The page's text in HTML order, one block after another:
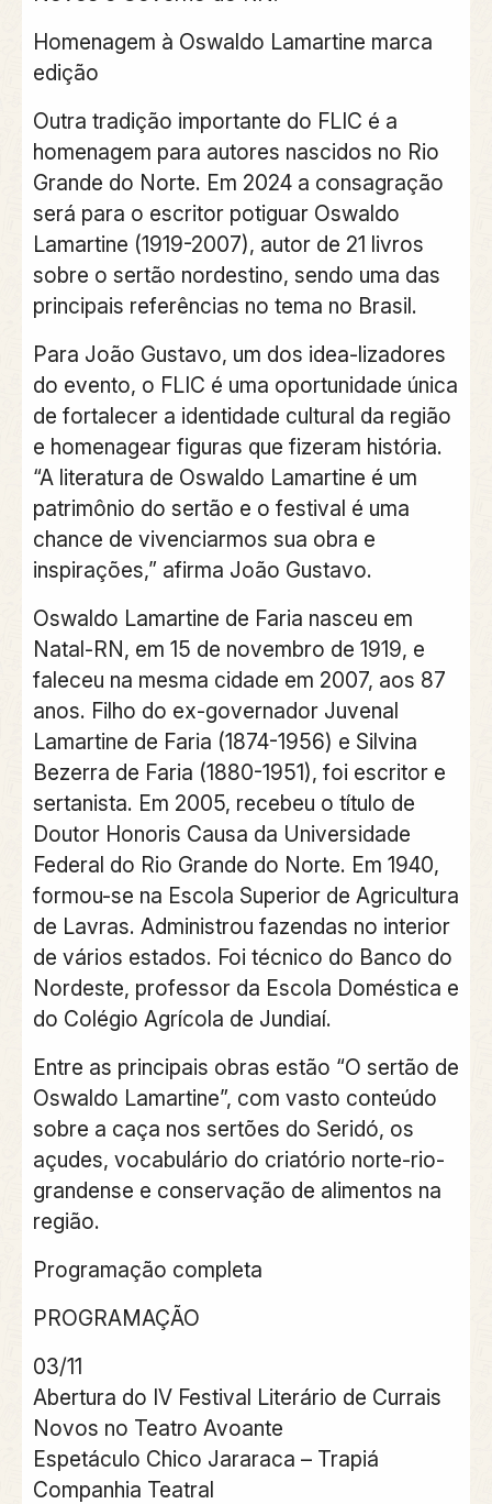
Homenagem à Oswaldo Lamartine marca
edição
Outra tradição importante do FLIC é a
homenagem para autores nascidos no Rio
Grande do Norte. Em 2024 a consagração
será para o escritor potiguar Oswaldo
Lamartine (1919-2007), autor de 21 livros
sobre o sertão nordestino, sendo uma das
principais referências no tema no Brasil.
Para João Gustavo, um dos idea-lizadores
do evento, o FLIC é uma oportunidade única
de fortalecer a identidade cultural da região
e homenagear figuras que fizeram história.
“A literatura de Oswaldo Lamartine é um
patrimônio do sertão e o festival é uma
chance de vivenciarmos sua obra e
inspirações,” afirma João Gustavo.
Oswaldo Lamartine de Faria nasceu em
Natal-RN, em 15 de novembro de 1919, e
faleceu na mesma cidade em 2007, aos 87
anos. Filho do ex-governador Juvenal
Lamartine de Faria (1874-1956) e Silvina
Bezerra de Faria (1880-1951), foi escritor e
sertanista. Em 2005, recebeu o título de
Doutor Honoris Causa da Universidade
Federal do Rio Grande do Norte. Em 1940,
formou-se na Escola Superior de Agricultura
de Lavras. Administrou fazendas no interior
de vários estados. Foi técnico do Banco do
Nordeste, professor da Escola Doméstica e
do Colégio Agrícola de Jundiaí.
Entre as principais obras estão “O sertão de
Oswaldo Lamartine”, com vasto conteúdo
sobre a caça nos sertões do Seridó, os
açudes, vocabulário do criatório norte-rio-
grandense e conservação de alimentos na
região.
Programação completa
PROGRAMAÇÃO
03/11
Abertura do IV Festival Literário de Currais
Novos no Teatro Avoante
Espetáculo Chico Jararaca – Trapiá
Companhia Teatral